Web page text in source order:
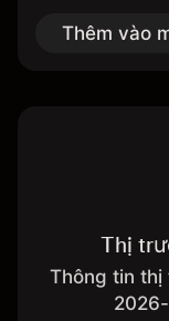
Thêm vào
Thị
Thông tin